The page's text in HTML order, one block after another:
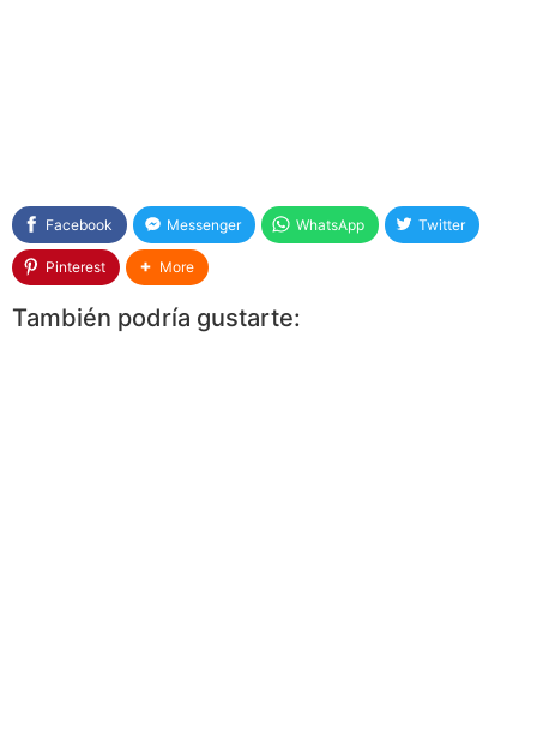
Facebook Messenger WhatsApp Twitter
Pinterest More
También podría gustarte: